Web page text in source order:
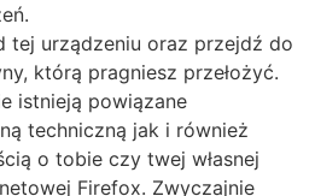
tej urządzeniu oraz przejdź do
którą pragniesz przełożyć.
istnieją powiązane
techniczną jak i również
o tobie czy twej własnej
Firefox. Zwyczajnie